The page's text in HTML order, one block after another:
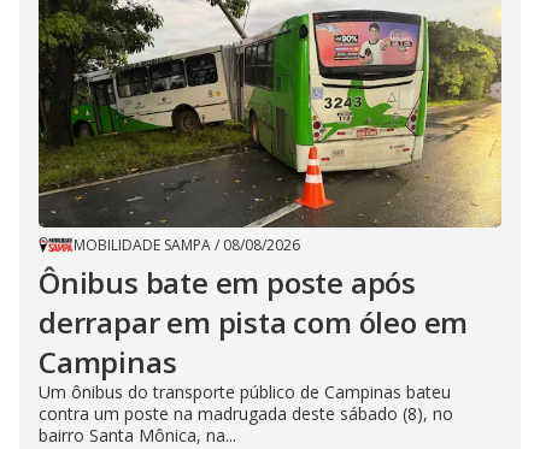
MOBILIDADE SAMPA/ 08/08/2026
Ônibus bate em poste após
derrapar em pista com óleo em
Campinas
Um ônibus do transporte público de Campinas bateu
contra um poste na madrugada deste sábado (8), no
bairro Santa Mônica, na...